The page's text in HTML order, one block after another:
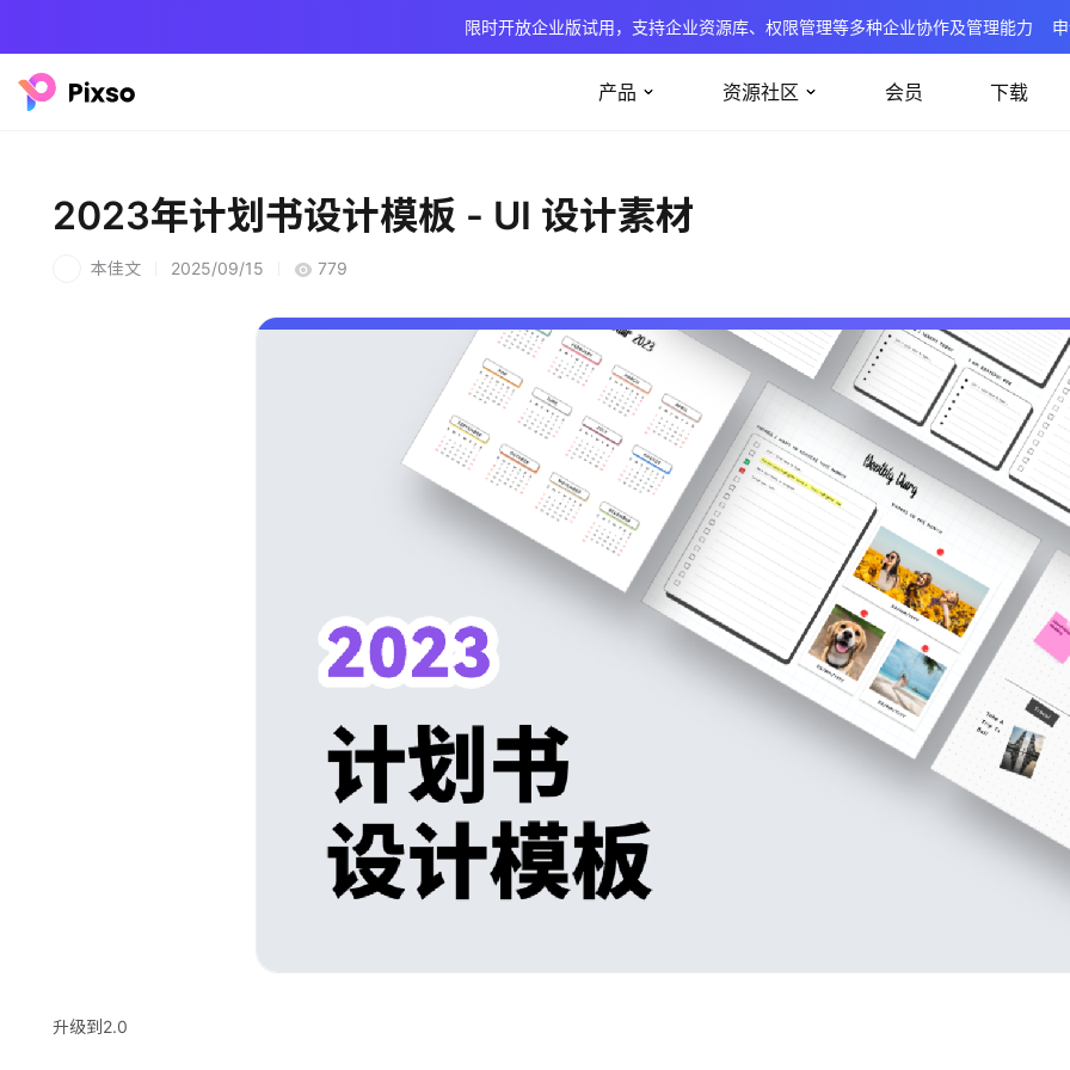
限时开放企业版试用，支持企业资源库、权限管理等多种企业协作及管理能力
产品 资源社区 会员 下载
2023年计划书设计模板 - UI 设计素材
本佳文 2025/09/15 779
升级到2.0